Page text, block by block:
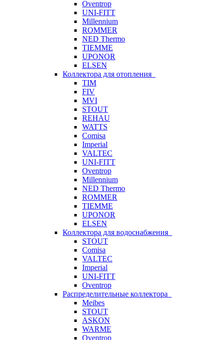
Oventrop
UNI-FITT
Millennium
ROMMER
NED Thermo
TIEMME
UPONOR
ELSEN
Коллектора для отопления
TIM
FIV
MVI
STOUT
REHAU
WATTS
Comisa
Imperial
VALTEC
UNI-FITT
Oventrop
Millennium
NED Thermo
ROMMER
TIEMME
UPONOR
ELSEN
Коллектора для водоснабжения
STOUT
Comisa
VALTEC
Imperial
UNI-FITT
Oventrop
Распределительные коллектора
Meibes
STOUT
ASKON
WARME
Oventrop